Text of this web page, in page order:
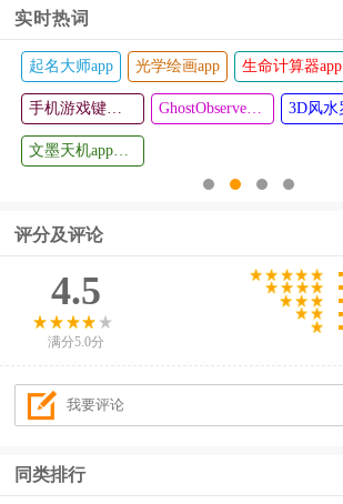
深圳涵德
智心
查看
鸿雁教育
直播平台
查看
实时热词
起名大师app 光学绘画app 生命计算器app
评分及评论
4.5
满分5.0分
同类排行